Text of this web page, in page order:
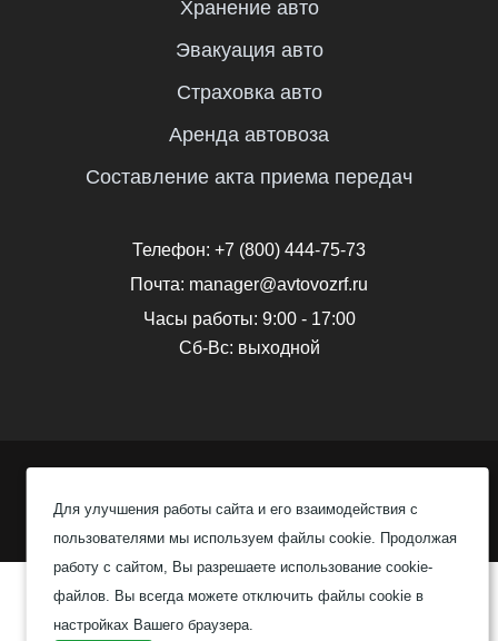
Для улучшения работы сайта и его взаимодействия с
пользователями мы используем файлы cookie. Продолжая
работу с сайтом, Вы разрешаете использование cookie-
файлов. Вы всегда можете отключить файлы cookie в
настройках Вашего браузера.
Хранение авто
Эвакуация авто
Страховка авто
Аренда автовоза
Составление акта приема передач
Телефон: +7 (800) 444-75-73
Почта: manager@avtovozrf.ru
Часы работы: 9:00 - 17:00
Сб-Вс: выходной
Политика конфиденциальности